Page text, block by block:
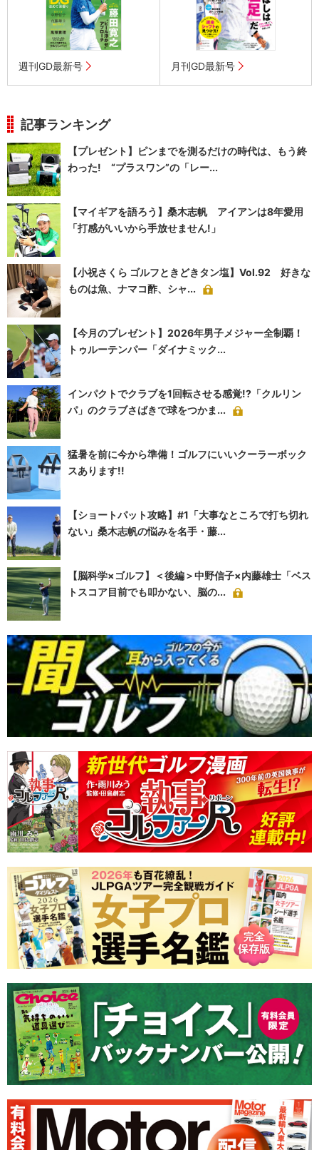
週刊GD最新号 月刊GD最新号
記事ランキング
【プレゼント】ピンまでを測るだけの時代は、もう終
わった! “プラスワン”の「レー...
【マイギアを語ろう】桑木志帆 アイアンは8年愛用
「打感がいいから手放せません!」
【小祝さくら ゴルフときどきタン塩】Vol.92 好きな
ものは魚、ナマコ酢、シャ...
【今月のプレゼント】2026年男子メジャー全制覇！
トゥルーテンパー「ダイナミック...
インパクトでクラブを1回転させる感覚!?「クルリン
パ」のクラブさばきで球をつかま...
猛暑を前に今から準備！ゴルフにいいクーラーボック
スあります!!
【ショートパット攻略】#1「大事なところで打ち切れ
ない」桑木志帆の悩みを名手・藤...
【脳科学×ゴルフ】＜後編＞中野信子×内藤雄士「ベス
トスコア目前でも叩かない、脳の...